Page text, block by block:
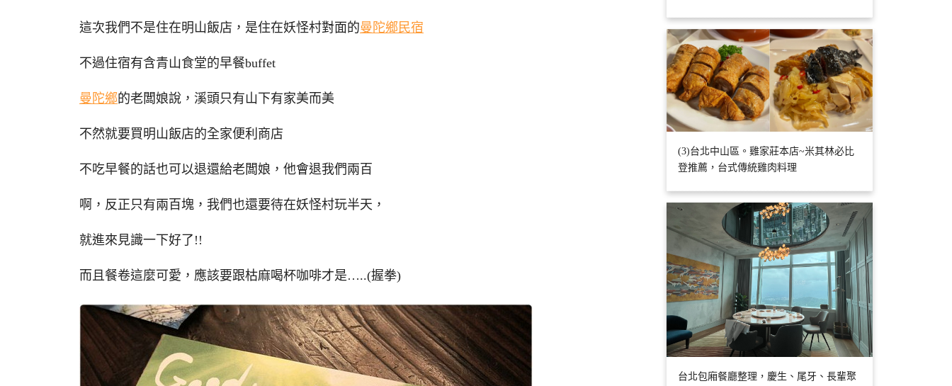
這次我們不是住在明山飯店，是住在妖怪村對面的曼陀鄉民宿
不過住宿有含青山食堂的早餐buffet
曼陀鄉的老闆娘說，溪頭只有山下有家美而美
不然就要買明山飯店的全家便利商店
不吃早餐的話也可以退還給老闆娘，他會退我們兩百
啊，反正只有兩百塊，我們也還要待在妖怪村玩半天，
就進來見識一下好了!!
而且餐卷這麼可愛，應該要跟枯麻喝杯咖啡才是…..(握拳)
(3)台北中山區。雞家莊本店~米其林必比
登推薦，台式傳統雞肉料理
台北包廂餐廳整理，慶生、尾牙、長輩聚